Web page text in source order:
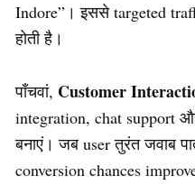
Indore”। इससे targeted
होती है।
पाँचवां, Customer
integration, chat support
बनाएं। जब user तुरंत जवाब
conversion chances